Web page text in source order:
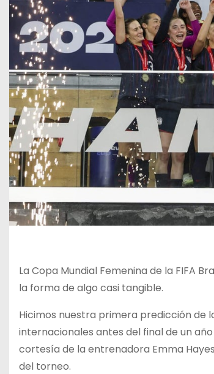
La Copa Mundial Femenina de la FIFA
la forma de algo casi tangible.
Hicimos nuestra primera predicción de
internacionales antes del final de un
cortesía de la entrenadora Emma
del torneo.